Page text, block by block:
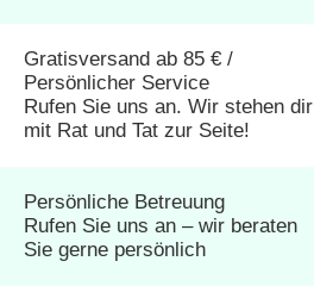
Gratisversand ab 85 € /
Persönlicher Service
Rufen Sie uns an. Wir stehen dir
mit Rat und Tat zur Seite!
Persönliche Betreuung
Rufen Sie uns an – wir beraten
Sie gerne persönlich